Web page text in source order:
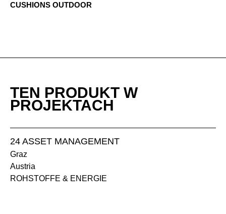
CUSHIONS OUTDOOR
TEN PRODUKT W
PROJEKTACH
24 ASSET MANAGEMENT
Graz
Austria
ROHSTOFFE & ENERGIE